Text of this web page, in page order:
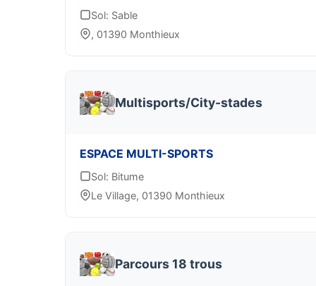
Sol: Sable
, 01390 Monthieux
Multisports/City-stades
ESPACE MULTI-SPORTS
Sol: Bitume
Le Village, 01390 Monthieux
Parcours 18 trous